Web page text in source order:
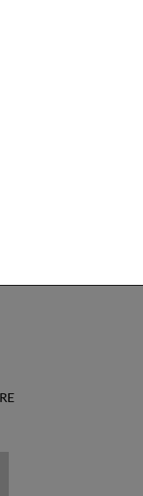
de l’Antiquité
crois pas excessif
sans aucun
genres, pas très loin
monde -, bien loin